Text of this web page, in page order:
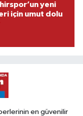
yeni
için umut dolu
en güvenilir